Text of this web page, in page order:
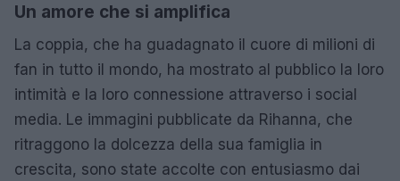
Un amore che si amplifica
La coppia, che ha guadagnato il cuore di milioni di
fan in tutto il mondo, ha mostrato al pubblico la loro
intimità e la loro connessione attraverso i social
media. Le immagini pubblicate da Rihanna, che
ritraggono la dolcezza della sua famiglia in
crescita, sono state accolte con entusiasmo dai